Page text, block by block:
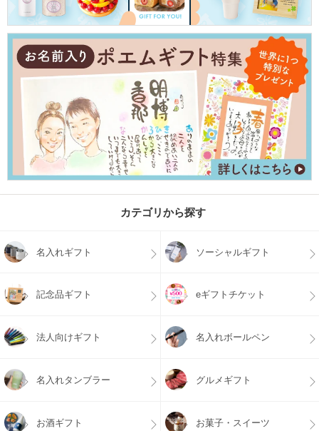
カテゴリから探す
名入れギフト ソーシャルギフト
記念品ギフト eギフトチケット
法人向けギフト 名入れボールペン
名入れタンブラー グルメギフト
お酒ギフト お菓子・スイーツ